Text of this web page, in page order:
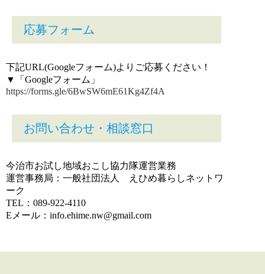
応募フォーム
下記URL(Googleフォーム)よりご応募ください！
▼「Googleフォーム」
https://forms.gle/6BwSW6mE61Kg4Zf4A
お問い合わせ・相談窓口
今治市お試し地域おこし協力隊運営業務
運営事務局：一般社団法人 えひめ暮らしネットワ
ーク
TEL：089-922-4110
Eメール：info.ehime.nw@gmail.com